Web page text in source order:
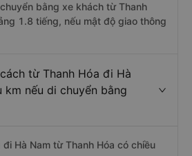
bằng xe khách từ Thanh
1.8 tiếng, nếu mật độ giao thông
từ Thanh Hóa đi Hà
km nếu di chuyển bằng
Hà Nam từ Thanh Hóa có chiều